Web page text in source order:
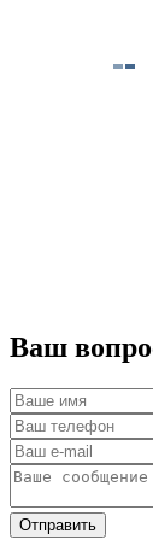
Ваш
Отправить